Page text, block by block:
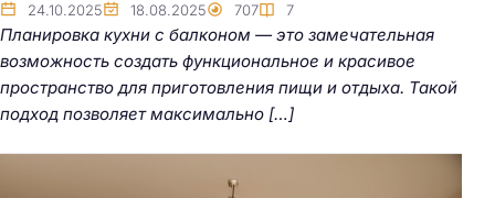
24.10.2025 18.08.2025 707 7
Планировка кухни с балконом — это замечательная
возможность создать функциональное и красивое
пространство для приготовления пищи и отдыха. Такой
подход позволяет максимально […]